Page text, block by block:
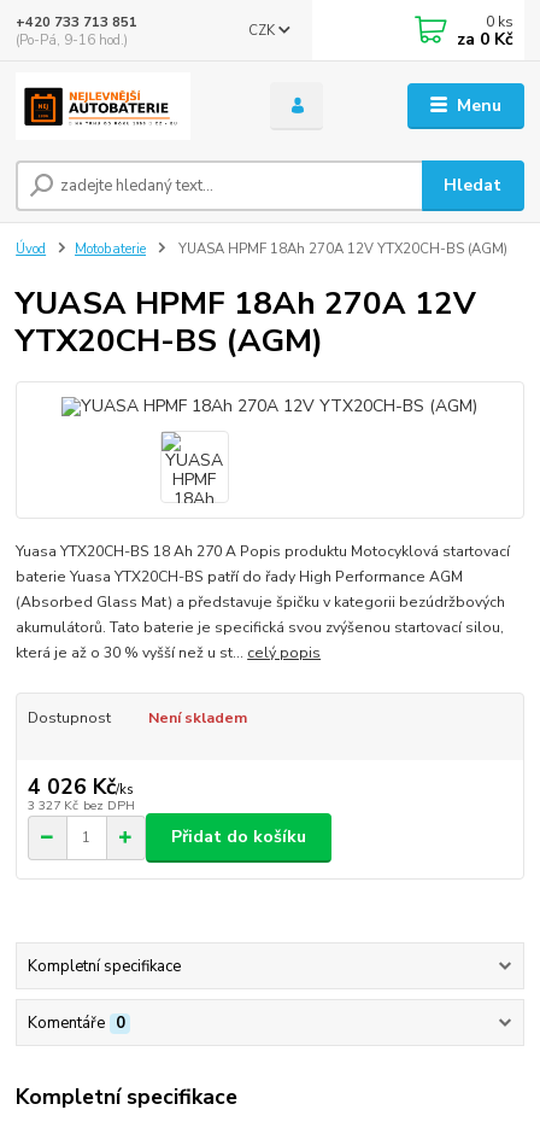
Menu
CZK
Hledat
+420 733 713 851
(Po-Pá, 9-16 hod.)
0 ks
za 0 Kč
Úvod Motobaterie YUASA HPMF 18Ah 270A 12V YTX20CH-BS (AGM)
YUASA HPMF 18Ah 270A 12V
YTX20CH-BS (AGM)
Yuasa YTX20CH-BS 18 Ah 270 A Popis produktu Motocyklová startovací
baterie Yuasa YTX20CH-BS patří do řady High Performance AGM
(Absorbed Glass Mat) a představuje špičku v kategorii bezúdržbových
akumulátorů. Tato baterie je specifická svou zvýšenou startovací silou,
která je až o 30 % vyšší než u st... celý popis
Dostupnost Není skladem
4 026 Kč/ks
3 327 Kč bez DPH
Přidat do košíku
Kompletní specifikace
Komentáře 0
Kompletní specifikace